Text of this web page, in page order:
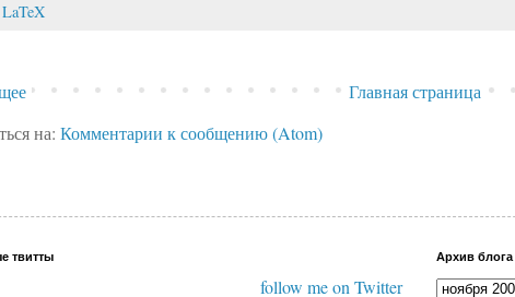
LaTeX
Главная страница
на: Комментарии к сообщению (Atom)
твитты
follow me on Twitter
Архив блога